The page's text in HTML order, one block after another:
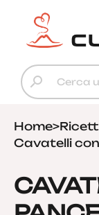
Home>
Cavatelli